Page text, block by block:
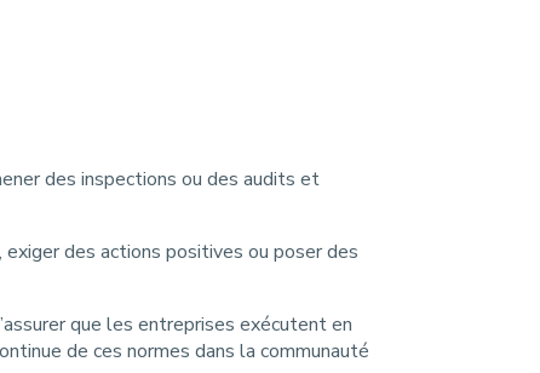
des inspections ou des audits et
des actions positives ou poser des
que les entreprises exécutent en
de ces normes dans la communauté